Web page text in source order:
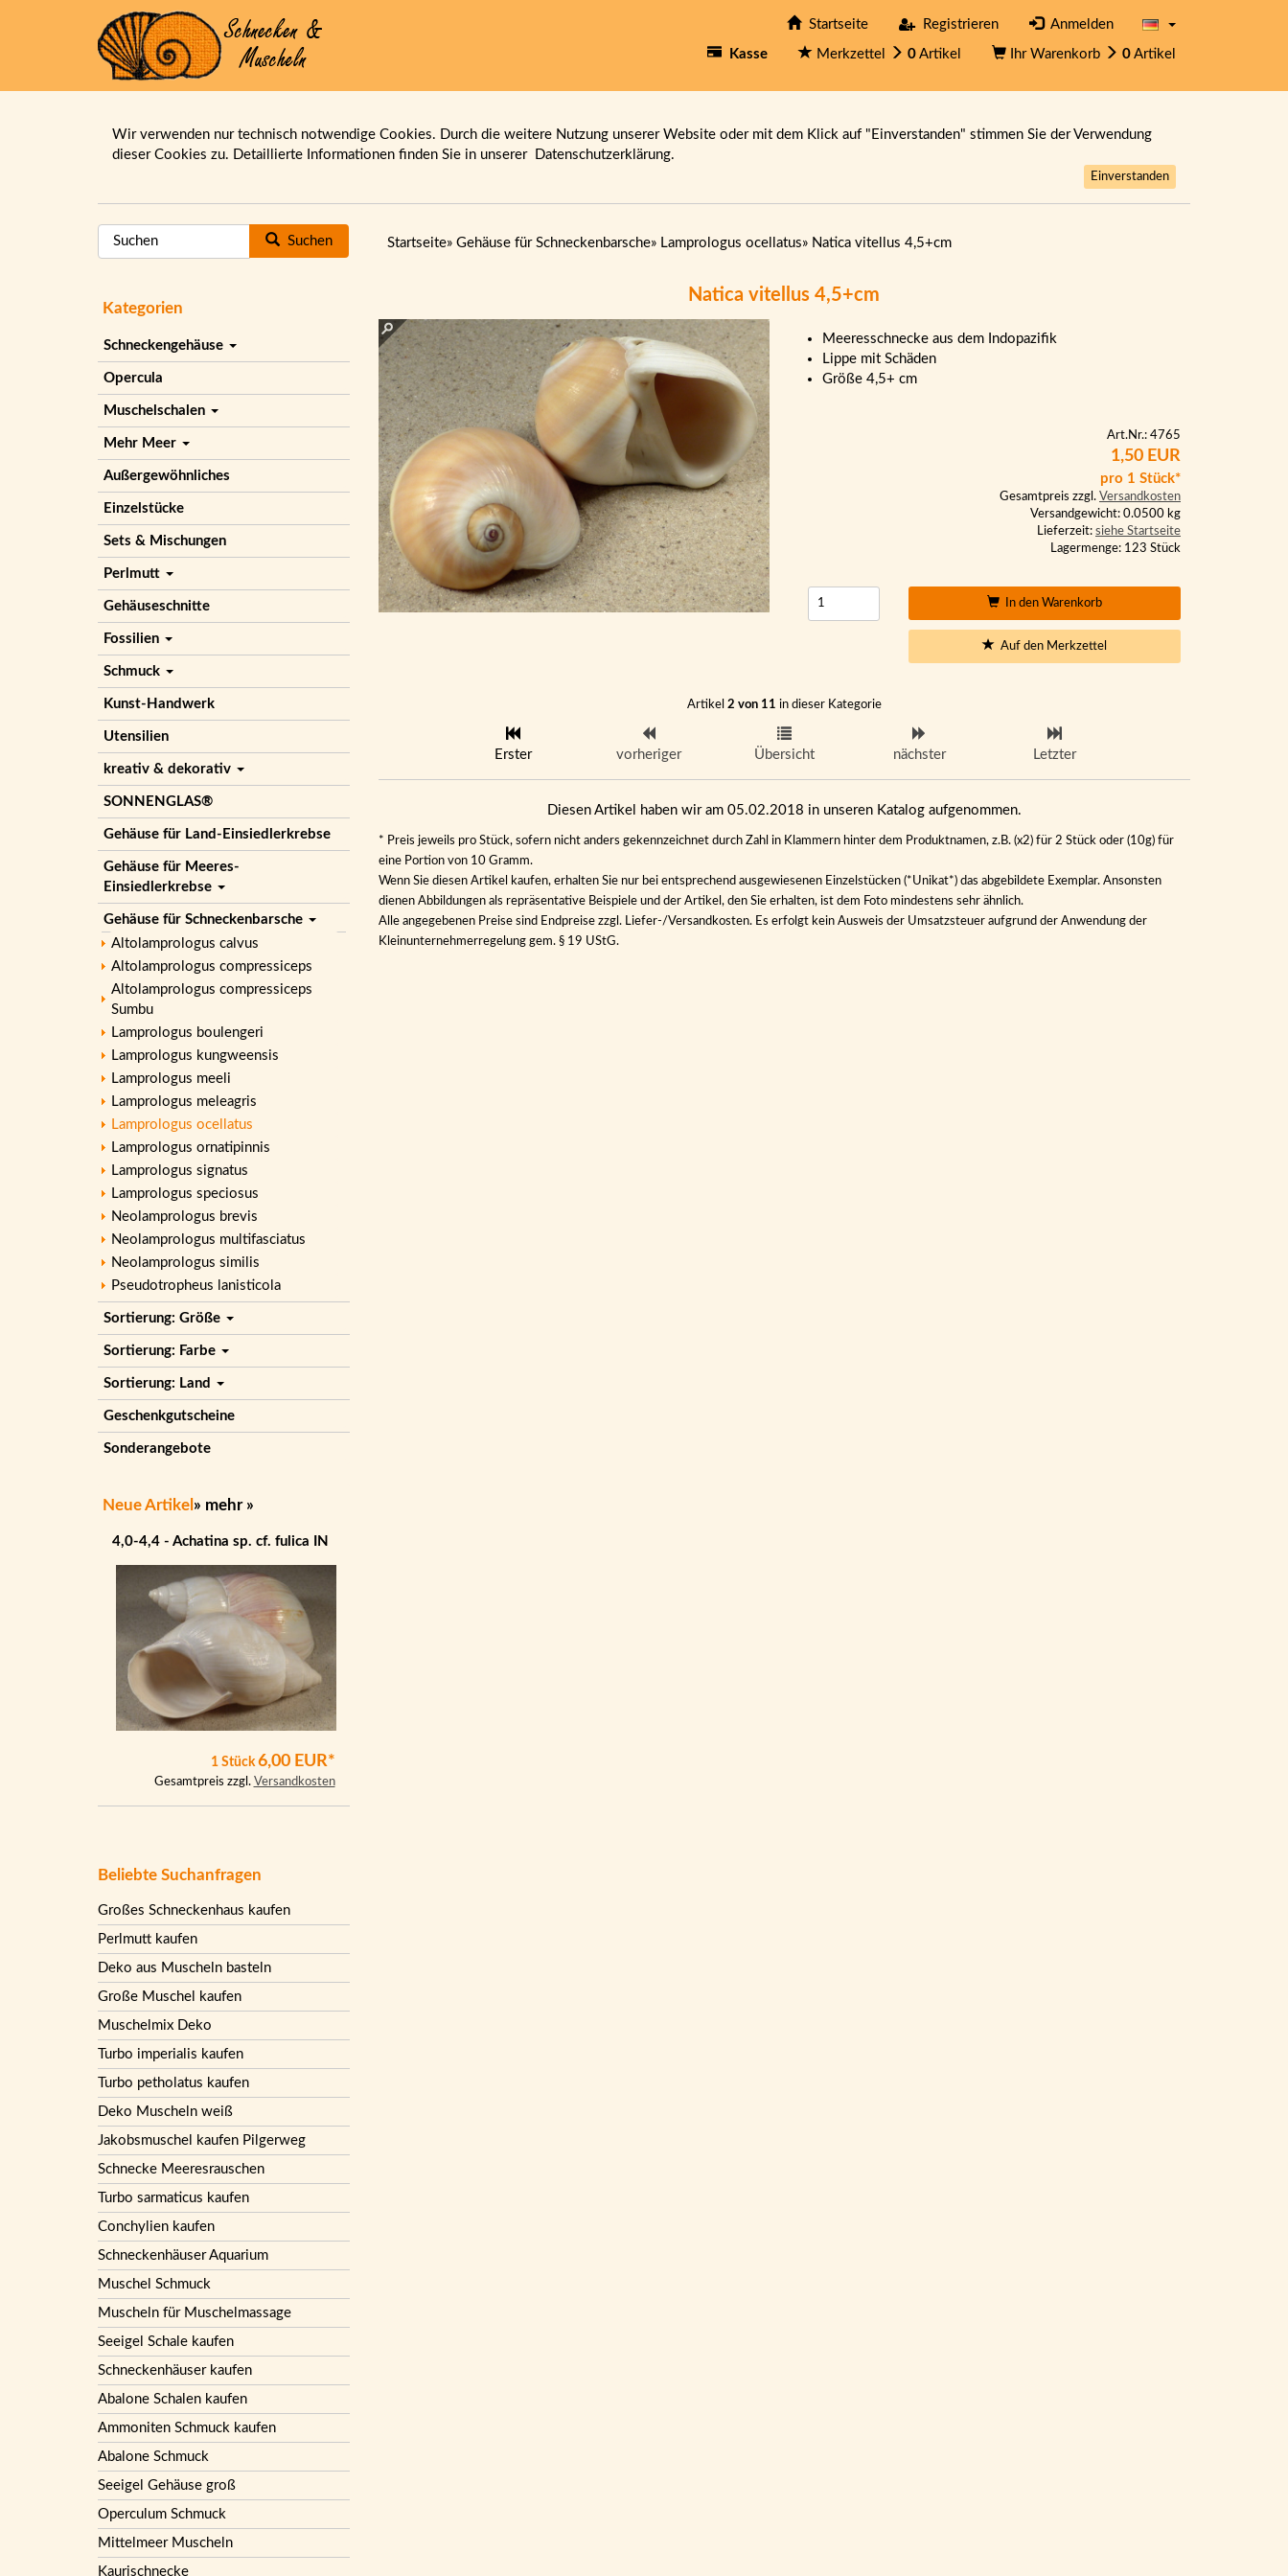
Startseite Registrieren Anmelden
Kasse Merkzettel 0 Artikel Ihr Warenkorb 0 Artikel
Wir verwenden nur technisch notwendige Cookies. Durch die weitere Nutzung unserer Website oder mit dem Klick auf "Einverstanden" stimmen Sie der Verwendung
dieser Cookies zu. Detaillierte Informationen finden Sie in unserer Datenschutzerklärung.
Einverstanden
Suchen
Kategorien
Schneckengehäuse
Opercula
Muschelschalen
Mehr Meer
Außergewöhnliches
Einzelstücke
Sets & Mischungen
Perlmutt
Gehäuseschnitte
Fossilien
Schmuck
Kunst-Handwerk
Utensilien
kreativ & dekorativ
SONNENGLAS®
Gehäuse für Land-Einsiedlerkrebse
Gehäuse für Meeres-
Einsiedlerkrebse
Gehäuse für Schneckenbarsche
Altolamprologus calvus
Altolamprologus compressiceps
Altolamprologus compressiceps
Sumbu
Lamprologus boulengeri
Lamprologus kungweensis
Lamprologus meeli
Lamprologus meleagris
Lamprologus ocellatus
Lamprologus ornatipinnis
Lamprologus signatus
Lamprologus speciosus
Neolamprologus brevis
Neolamprologus multifasciatus
Neolamprologus similis
Pseudotropheus lanisticola
Sortierung: Größe
Sortierung: Farbe
Sortierung: Land
Geschenkgutscheine
Sonderangebote
Neue Artikel » mehr »
4,0-4,4 - Achatina sp. cf. fulica IN
1 Stück 6,00 EUR*
Gesamtpreis zzgl. Versandkosten
Beliebte Suchanfragen
Großes Schneckenhaus kaufen
Perlmutt kaufen
Deko aus Muscheln basteln
Große Muschel kaufen
Muschelmix Deko
Turbo imperialis kaufen
Turbo petholatus kaufen
Deko Muscheln weiß
Jakobsmuschel kaufen Pilgerweg
Schnecke Meeresrauschen
Turbo sarmaticus kaufen
Conchylien kaufen
Schneckenhäuser Aquarium
Muschel Schmuck
Muscheln für Muschelmassage
Seeigel Schale kaufen
Schneckenhäuser kaufen
Abalone Schalen kaufen
Ammoniten Schmuck kaufen
Abalone Schmuck
Seeigel Gehäuse groß
Operculum Schmuck
Mittelmeer Muscheln
Kaurischnecke
Startseite» Gehäuse für Schneckenbarsche» Lamprologus ocellatus» Natica vitellus 4,5+cm
Natica vitellus 4,5+cm
Meeresschnecke aus dem Indopazifik
Lippe mit Schäden
Größe 4,5+ cm
Art.Nr.: 4765
1,50 EUR
pro 1 Stück*
Gesamtpreis zzgl. Versandkosten
Versandgewicht: 0.0500 kg
Lieferzeit: siehe Startseite
Lagermenge: 123 Stück
In den Warenkorb
Auf den Merkzettel
Artikel 2 von 11 in dieser Kategorie
Erster vorheriger Übersicht nächster Letzter
Diesen Artikel haben wir am 05.02.2018 in unseren Katalog aufgenommen.
* Preis jeweils pro Stück, sofern nicht anders gekennzeichnet durch Zahl in Klammern hinter dem Produktnamen, z.B. (x2) für 2 Stück oder (10g) für
eine Portion von 10 Gramm.
Wenn Sie diesen Artikel kaufen, erhalten Sie nur bei entsprechend ausgewiesenen Einzelstücken (*Unikat*) das abgebildete Exemplar. Ansonsten
dienen Abbildungen als repräsentative Beispiele und der Artikel, den Sie erhalten, ist dem Foto mindestens sehr ähnlich.
Alle angegebenen Preise sind Endpreise zzgl. Liefer-/Versandkosten. Es erfolgt kein Ausweis der Umsatzsteuer aufgrund der Anwendung der
Kleinunternehmerregelung gem. § 19 UStG.